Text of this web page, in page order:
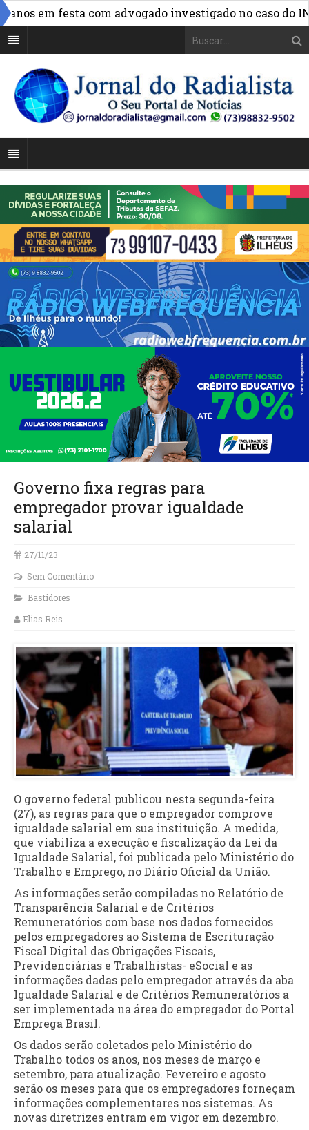
em festa com advogado investigado no caso do INSS
Governo fixa regras para
empregador provar igualdade
salarial
27/11/23
Sem Comentário
Bastidores
Elias Reis
O governo federal publicou nesta segunda-feira
(27), as regras para que o empregador comprove
igualdade salarial em sua instituição. A medida,
que viabiliza a execução e fiscalização da Lei da
Igualdade Salarial, foi publicada pelo Ministério do
Trabalho e Emprego, no Diário Oficial da União.
As informações serão compiladas no Relatório de
Transparência Salarial e de Critérios
Remuneratórios com base nos dados fornecidos
pelos empregadores ao Sistema de Escrituração
Fiscal Digital das Obrigações Fiscais,
Previdenciárias e Trabalhistas- eSocial e as
informações dadas pelo empregador através da aba
Igualdade Salarial e de Critérios Remuneratórios a
ser implementada na área do empregador do Portal
Emprega Brasil.
Os dados serão coletados pelo Ministério do
Trabalho todos os anos, nos meses de março e
setembro, para atualização. Fevereiro e agosto
serão os meses para que os empregadores forneçam
informações complementares nos sistemas. As
novas diretrizes entram em vigor em dezembro.